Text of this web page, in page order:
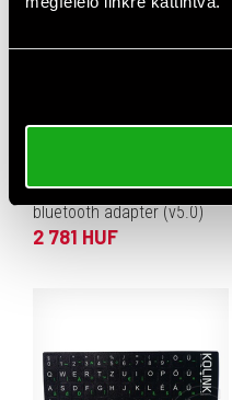
TP-Link UB500 Nano USB
bluetooth adapter (v5.0)
2 781 HUF